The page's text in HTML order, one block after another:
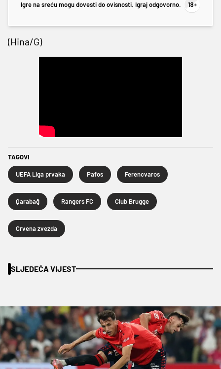
Igre na sreću mogu dovesti do ovisnosti. Igraj odgovorno.
(Hina/G)
TAGOVI
UEFA Liga prvaka Pafos Ferencvaros
Qarabağ Rangers FC Club Brugge
Crvena zvezda
SLJEDEĆA VIJEST